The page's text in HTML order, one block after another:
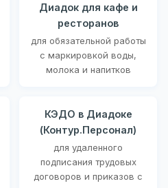
Диадок для кафе и
ресторанов
для обязательной работы
с маркировкой воды,
молока и напитков
КЭДО в Диадоке
(Контур.Персонал)
для удаленного
подписания трудовых
договоров и приказов с